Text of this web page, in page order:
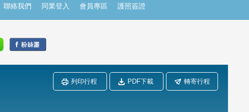
聯絡我們 同業登入 會員專區 護照簽證
列印行程 PDF下載 轉寄行程